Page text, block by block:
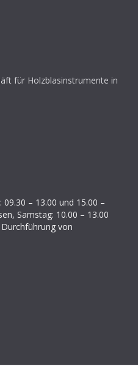
für Holzblasinstrumente in
– 13.00 und 15.00 –
Samstag: 10.00 – 13.00
von